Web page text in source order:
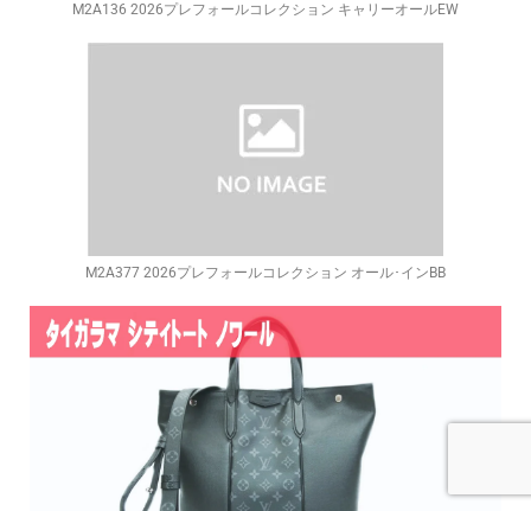
M2A136 2026プレフォールコレクション キャリーオールEW
M2A377 2026プレフォールコレクション オール･インBB